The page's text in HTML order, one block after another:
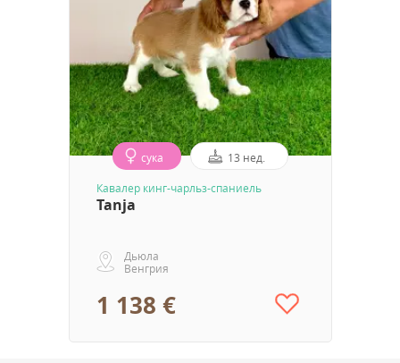
сука 13 нед.
Кавалер кинг-чарльз-спаниель
Tanja
Дьюла
Венгрия
1 138 €